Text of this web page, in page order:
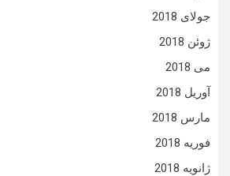
جولای 2018
ژوئن 2018
می 2018
آوریل 2018
مارس 2018
فوریه 2018
ژانویه 2018